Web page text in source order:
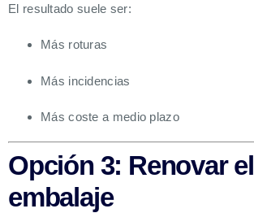
El resultado suele ser:
Más roturas
Más incidencias
Más coste a medio plazo
Opción 3: Renovar el
embalaje